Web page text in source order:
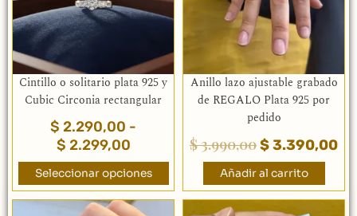
Cintillo o solitario plata 925 y
Cubic Circonia rectangular
$ 2.290,00 -
$ 2.299,00
hasta
Seleccionar opciones
Las
opciones
elegir
en
página
de
producto
Anillo lazo ajustable grabado
de REGALO Plata 925 por
pedido
$3.990,00$3.390,00
Añadir al carrito
Este